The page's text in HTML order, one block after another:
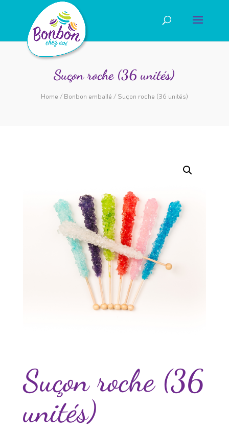
Suçon roche (36 unités)
Home / Bonbon emballé / Suçon roche (36 unités)
Suçon roche (36
unités)